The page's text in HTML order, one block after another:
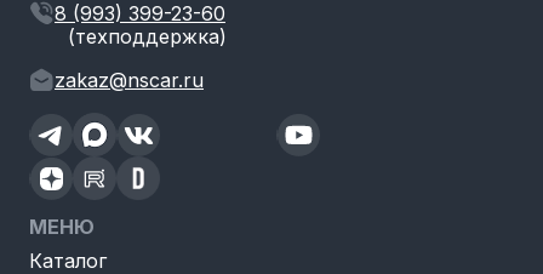
8 (993) 399-23-60
(техподдержка)
zakaz@nscar.ru
МЕНЮ
Каталог